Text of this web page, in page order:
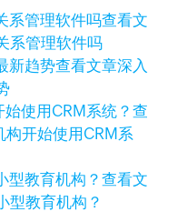
查看文
系管理软件吗
查看文章深入
查
构开始使用CRM系
查看文
型教育机构？